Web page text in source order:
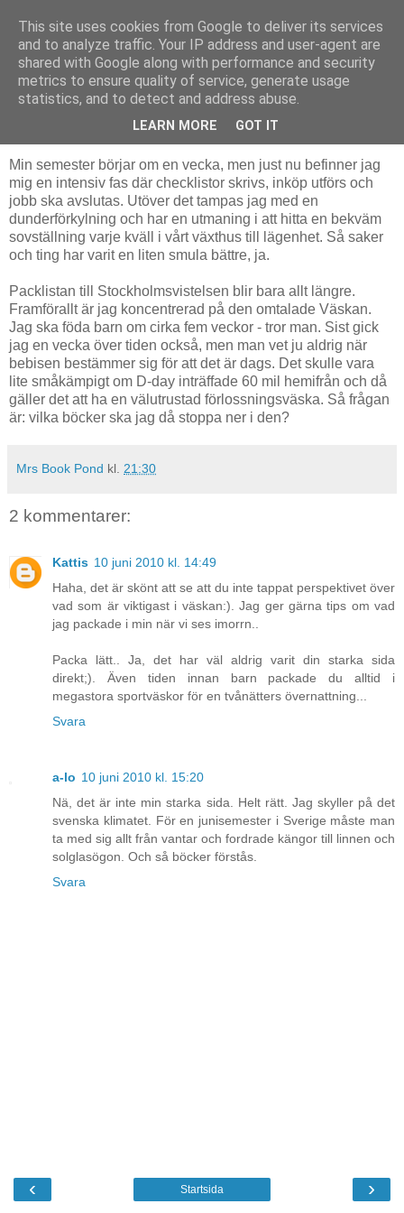
The Book Pond
onsdag 9 juni 2010
Packa lätt är svårt
Min semester börjar om en vecka, men just nu befinner jag
mig en intensiv fas där checklistor skrivs, inköp utförs och
jobb ska avslutas. Utöver det tampas jag med en
dunderförkylning och har en utmaning i att hitta en bekväm
sovställning varje kväll i vårt växthus till lägenhet. Så saker
och ting har varit en liten smula bättre, ja.
Packlistan till Stockholmsvistelsen blir bara allt längre.
Framförallt är jag koncentrerad på den omtalade Väskan.
Jag ska föda barn om cirka fem veckor - tror man. Sist gick
jag en vecka över tiden också, men man vet ju aldrig när
bebisen bestämmer sig för att det är dags. Det skulle vara
lite småkämpigt om D-day inträffade 60 mil hemifrån och då
gäller det att ha en välutrustad förlossningsväska. Så frågan
är: vilka böcker ska jag då stoppa ner i den?
Mrs Book Pond kl. 21:30
2 kommentarer:
Kattis 10 juni 2010 kl. 14:49
Haha, det är skönt att se att du inte tappat perspektivet över
vad som är viktigast i väskan:). Jag ger gärna tips om vad
jag packade i min när vi ses imorrn..
Packa lätt.. Ja, det har väl aldrig varit din starka sida
direkt;). Även tiden innan barn packade du alltid i
megastora sportväskor för en tvånätters övernattning...
Svara
a-lo 10 juni 2010 kl. 15:20
Nä, det är inte min starka sida. Helt rätt. Jag skyller på det
svenska klimatet. För en junisemester i Sverige måste man
ta med sig allt från vantar och fordrade kängor till linnen och
solglasögon. Och så böcker förstås.
Svara
‹ ›
Startsida
This site uses cookies from Google to deliver its services
and to analyze traffic. Your IP address and user-agent are
shared with Google along with performance and security
metrics to ensure quality of service, generate usage
statistics, and to detect and address abuse.
LEARN MORE GOT IT